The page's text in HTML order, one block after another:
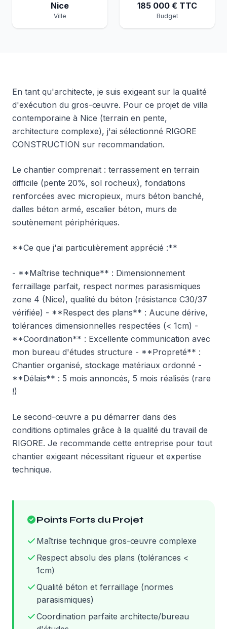
Nice
Ville
185 000 € TTC
Budget
En tant qu'architecte, je suis exigeant sur la qualité
d'exécution du gros-œuvre. Pour ce projet de villa
contemporaine à Nice (terrain en pente,
architecture complexe), j'ai sélectionné RIGORE
CONSTRUCTION sur recommandation.
Le chantier comprenait : terrassement en terrain
difficile (pente 20%, sol rocheux), fondations
renforcées avec micropieux, murs béton banché,
dalles béton armé, escalier béton, murs de
soutènement périphériques.
**Ce que j'ai particulièrement apprécié :**
- **Maîtrise technique** : Dimensionnement
ferraillage parfait, respect normes parasismiques
zone 4 (Nice), qualité du béton (résistance C30/37
vérifiée) - **Respect des plans** : Aucune dérive,
tolérances dimensionnelles respectées (< 1cm) -
**Coordination** : Excellente communication avec
mon bureau d'études structure - **Propreté** :
Chantier organisé, stockage matériaux ordonné -
**Délais** : 5 mois annoncés, 5 mois réalisés (rare
!)
Le second-œuvre a pu démarrer dans des
conditions optimales grâce à la qualité du travail de
RIGORE. Je recommande cette entreprise pour tout
chantier exigeant nécessitant rigueur et expertise
technique.
Points Forts du Projet
Maîtrise technique gros-œuvre complexe
Respect absolu des plans (tolérances <
1cm)
Qualité béton et ferraillage (normes
parasismiques)
Coordination parfaite architecte/bureau